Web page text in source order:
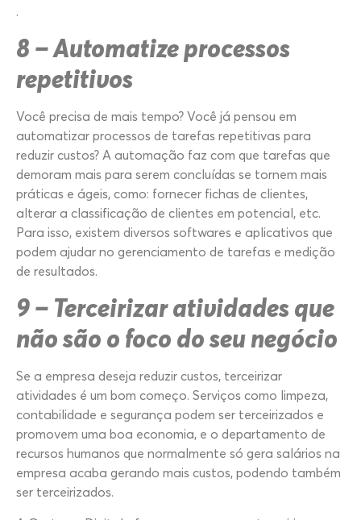
.
8 – Automatize processos
repetitivos
Você precisa de mais tempo? Você já pensou em
automatizar processos de tarefas repetitivas para
reduzir custos? A automação faz com que tarefas que
demoram mais para serem concluídas se tornem mais
práticas e ágeis, como: fornecer fichas de clientes,
alterar a classificação de clientes em potencial, etc.
Para isso, existem diversos softwares e aplicativos que
podem ajudar no gerenciamento de tarefas e medição
de resultados.
9 – Terceirizar atividades que
não são o foco do seu negócio
Se a empresa deseja reduzir custos, terceirizar
atividades é um bom começo. Serviços como limpeza,
contabilidade e segurança podem ser terceirizados e
promovem uma boa economia, e o departamento de
recursos humanos que normalmente só gera salários na
empresa acaba gerando mais custos, podendo também
ser terceirizados.